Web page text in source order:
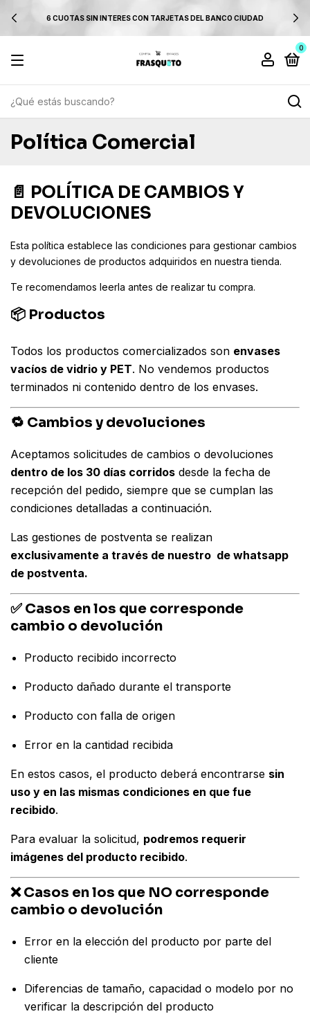
6 CUOTAS SIN INTERES CON TARJETAS DEL BANCO CIUDAD
0
Política Comercial
📄 POLÍTICA DE CAMBIOS Y
DEVOLUCIONES
Esta política establece las condiciones para gestionar cambios
y devoluciones de productos adquiridos en nuestra tienda.
Te recomendamos leerla antes de realizar tu compra.
📦 Productos
Todos los productos comercializados son envases
vacíos de vidrio y PET. No vendemos productos
terminados ni contenido dentro de los envases.
🔁 Cambios y devoluciones
Aceptamos solicitudes de cambios o devoluciones
dentro de los 30 días corridos desde la fecha de
recepción del pedido, siempre que se cumplan las
condiciones detalladas a continuación.
Las gestiones de postventa se realizan
exclusivamente a través de nuestro de whatsapp
de postventa.
✅ Casos en los que corresponde
cambio o devolución
Producto recibido incorrecto
Producto dañado durante el transporte
Producto con falla de origen
Error en la cantidad recibida
En estos casos, el producto deberá encontrarse sin
uso y en las mismas condiciones en que fue
recibido.
Para evaluar la solicitud, podremos requerir
imágenes del producto recibido.
❌ Casos en los que NO corresponde
cambio o devolución
Error en la elección del producto por parte del
cliente
Diferencias de tamaño, capacidad o modelo por no
verificar la descripción del producto